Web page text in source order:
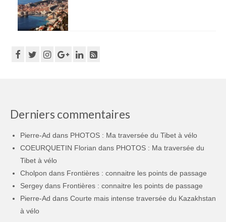
Derniers commentaires
Pierre-Ad dans PHOTOS : Ma traversée du Tibet à vélo
COEURQUETIN Florian dans PHOTOS : Ma traversée du
Tibet à vélo
Cholpon dans Frontières : connaitre les points de passage
Sergey dans Frontières : connaitre les points de passage
Pierre-Ad dans Courte mais intense traversée du Kazakhstan
à vélo